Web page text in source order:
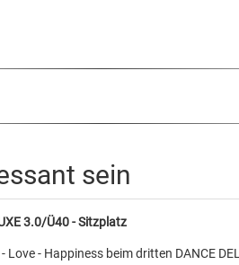
sein
3.0/Ü40 - Sitzplatz
Love - Happiness beim dritten DANCE